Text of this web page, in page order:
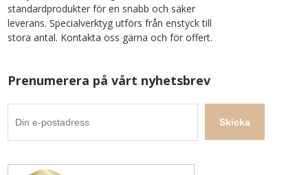
standardprodukter för en snabb och säker
leverans. Specialverktyg utförs från enstyck till
stora antal. Kontakta oss gärna och för offert.
Prenumerera på vårt nyhetsbrev